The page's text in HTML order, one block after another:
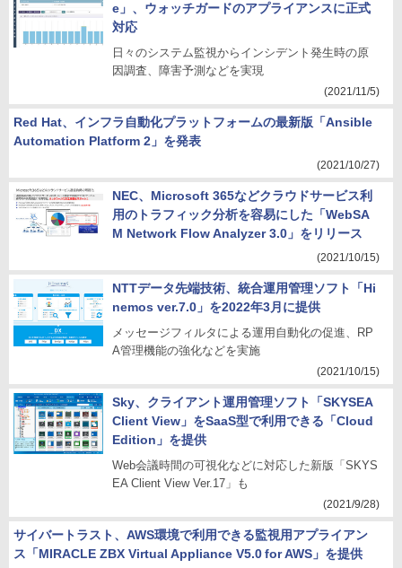
e」、ウォッチガードのアプライアンスに正式
対応
日々のシステム監視からインシデント発生時の原
因調査、障害予測などを実現
(2021/11/5)
Red Hat、インフラ自動化プラットフォームの最新版「Ansible
Automation Platform 2」を発表
(2021/10/27)
NEC、Microsoft 365などクラウドサービス利
用のトラフィック分析を容易にした「WebSA
M Network Flow Analyzer 3.0」をリリース
(2021/10/15)
NTTデータ先端技術、統合運用管理ソフト「Hi
nemos ver.7.0」を2022年3月に提供
メッセージフィルタによる運用自動化の促進、RP
A管理機能の強化などを実施
(2021/10/15)
Sky、クライアント運用管理ソフト「SKYSEA
Client View」をSaaS型で利用できる「Cloud
Edition」を提供
Web会議時間の可視化などに対応した新版「SKYS
EA Client View Ver.17」も
(2021/9/28)
サイバートラスト、AWS環境で利用できる監視用アプライアン
ス「MIRACLE ZBX Virtual Appliance V5.0 for AWS」を提供